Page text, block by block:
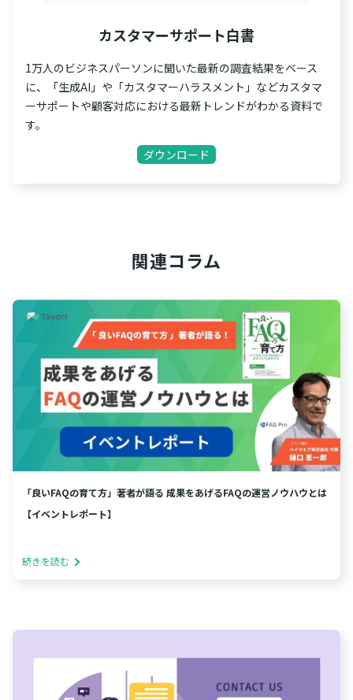
カスタマーサポート白書
1万人のビジネスパーソンに聞いた最新の調査結果をベース
に、「生成AI」や「カスタマーハラスメント」などカスタマ
ーサポートや顧客対応における最新トレンドがわかる資料で
す。
ダウンロード
関連コラム
「良いFAQの育て方」著者が語る 成果をあげるFAQの運営ノウハウとは
【イベントレポート】
続きを読む